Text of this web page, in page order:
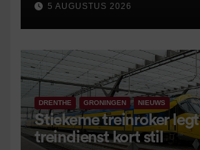
5 AUGUSTUS 2026
DRENTHE GRONINGEN NIEUWS
Stiekeme treinroker legt
treindienst kort stil